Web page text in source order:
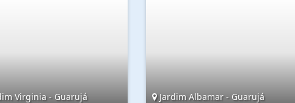
Virginia - Guarujá Jardim Albamar - Guarujá